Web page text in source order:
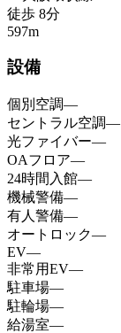
徒歩 8分
597m
設備
個別空調—
セントラル空調—
光ファイバー—
OAフロア—
24時間入館—
機械警備—
有人警備—
オートロック—
EV—
非常用EV—
駐車場—
駐輪場—
給湯室—